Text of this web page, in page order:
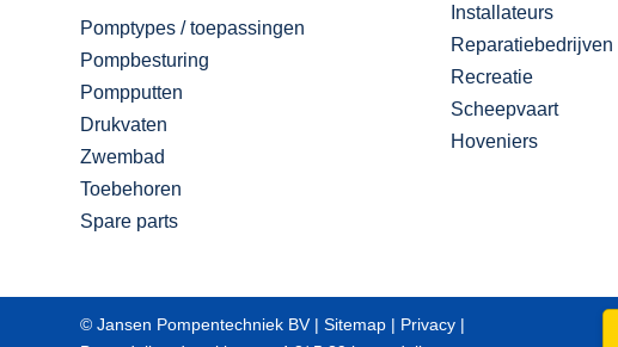
Pomptypes / toepassingen
Pompbesturing
Pompputten
Drukvaten
Zwembad
Toebehoren
Spare parts
Installateurs
Reparatiebedrijven
Recreatie
Scheepvaart
Hoveniers
© Jansen Pompentechniek BV | Sitemap | Privacy |